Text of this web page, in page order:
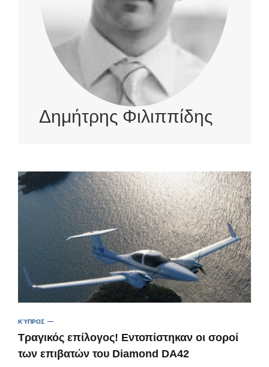
Δημήτρης Φιλιππίδης
ΚΎΠΡΟΣ
Τραγικός επίλογος! Εντοπίστηκαν οι σοροί
των επιβατών του Diamond DA42